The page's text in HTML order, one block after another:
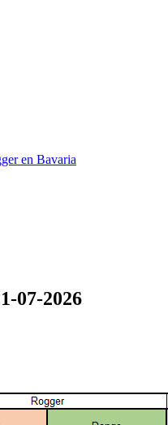
en Bavaria
07-2026